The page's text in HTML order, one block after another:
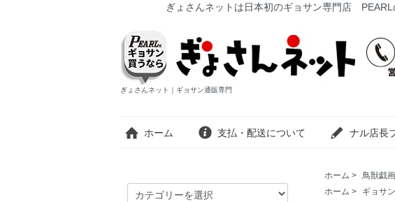
ぎょさんネットは日本初のギョサン専門店
ぎょさんネット｜ギョサン通販専門
ホーム 支払・配送について ナル店長
ホーム > 鳥獣戯
ホーム > ギョサ